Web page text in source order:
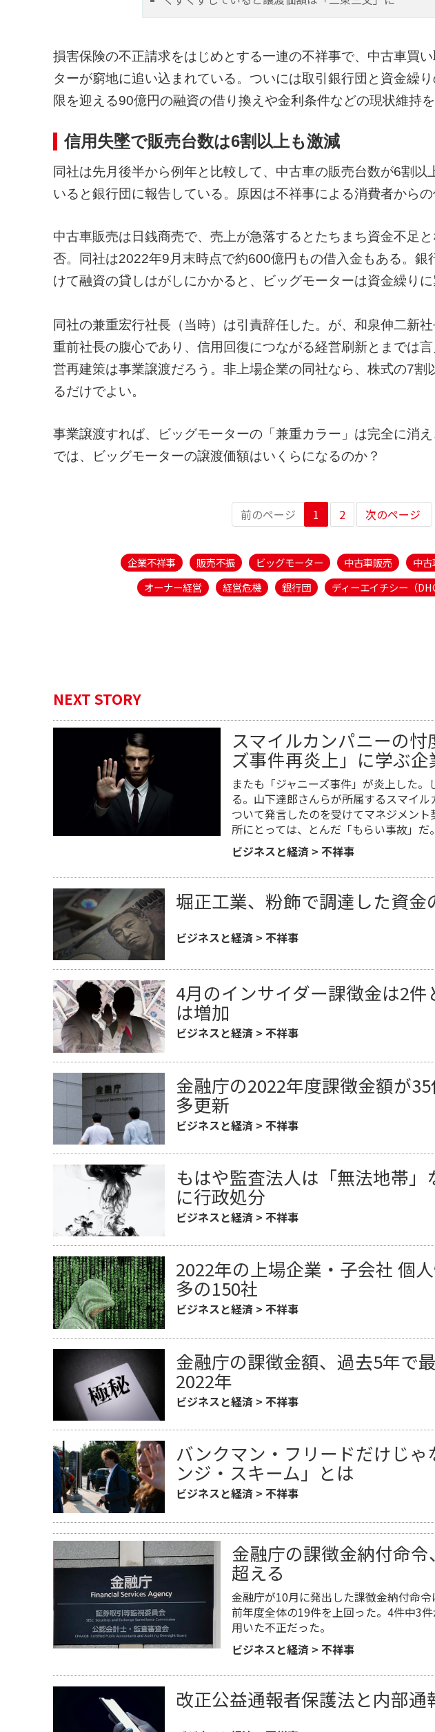
損害保険の不正請求をはじめとする一連の不祥事で、中古車買
ターが窮地に追い込まれている。ついには取引銀行団と資金繰
限を迎える90億円の融資の借り換えや金利条件などの現状維持を
信用失墜で販売台数は6割以上も激減
同社は先月後半から例年と比較して、中古車の販売台数が6割以
いると銀行団に報告している。原因は不祥事による消費者からの
中古車販売は日銭商売で、売上が急落するとたちまち資金不足
否。同社は2022年9月末時点で約600億円もの借入金もある。銀
けて融資の貸しはがしにかかると、ビッグモーターは資金繰りに
同社の兼重宏行社長（当時）は引責辞任した。が、和泉伸二新
重前社長の腹心であり、信用回復につながる経営刷新とまでは
営再建策は事業譲渡だろう。非上場企業の同社なら、株式の7割
るだけでよい。
事業譲渡すれば、ビッグモーターの「兼重カラー」は完全に消え
では、ビッグモーターの譲渡価額はいくらになるのか？
前のページ 1 2 次のページ
企業不祥事 販売不振 ビッグモーター 中古車販売 中
オーナー経営
経営危機 銀行団 ディーエイチシー（
NEXT STORY
スマイルカンパニーの
ズ事件再炎上」に学ぶ
またも「ジャニーズ事件」が炎上した
る。山下達郎さんらが所属するスマイ
ついて発言したのを受けてマネジメン
所にとっては、とんだ「もらい事故」だ。
ビジネスと経済> 不祥事
堀正工業、粉飾で調達した資金
ビジネスと経済 >不祥事
4月のインサイダー課徴金は2
は増加
ビジネスと経済 >不祥事
金融庁の2022年度課徴金額が
多更新
ビジネスと経済 >不祥事
もはや監査法人は「無法地帯」
に行政処分
ビジネスと経済 >不祥事
2022年の上場企業・子会社 個
多の150社
ビジネスと経済 >不祥事
金融庁の課徴金額、過去5年で
2022年
ビジネスと経済 >不祥事
バンクマン・フリードだけじ
ンジ・スキーム」とは
ビジネスと経済 >不祥事
金融庁の課徴金納付命
超える
金融庁が10月に発出した課徴金納付命
前年度全体の19件を上回った。4件中3
用いた不正だった。
ビジネスと経済> 不祥事
改正公益通報者保護法と内部通